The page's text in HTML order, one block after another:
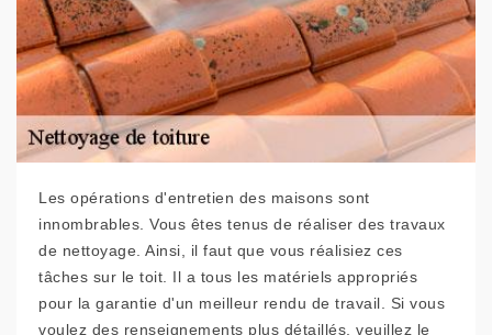
Les opérations d'entretien des maisons sont
innombrables. Vous êtes tenus de réaliser des travaux
de nettoyage. Ainsi, il faut que vous réalisiez ces
tâches sur le toit. Il a tous les matériels appropriés
pour la garantie d'un meilleur rendu de travail. Si vous
voulez des renseignements plus détaillés, veuillez le